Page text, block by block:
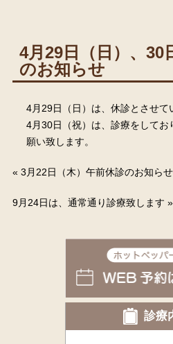
4月29日（日）、30
のお知らせ
4月29日（日）は、休診とさせて
4月30日（祝）は、診療をしてお
願い致します。
« 3月22日（木）午前休診のお知らせ
9月24日は、通常通り診療致します »
診療